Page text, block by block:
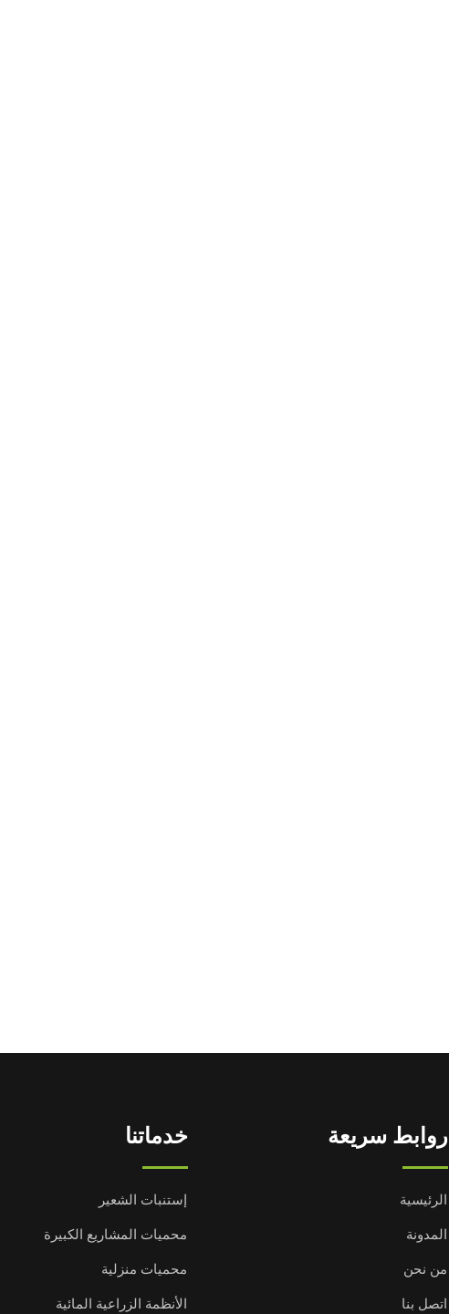
روابط سريعة
الرئيسية
المدونة
من نحن
اتصل بنا
خدماتنا
إستنبات الشعير
محميات المشاريع الكبيرة
محميات منزلية
الأنظمة الزراعية المائية